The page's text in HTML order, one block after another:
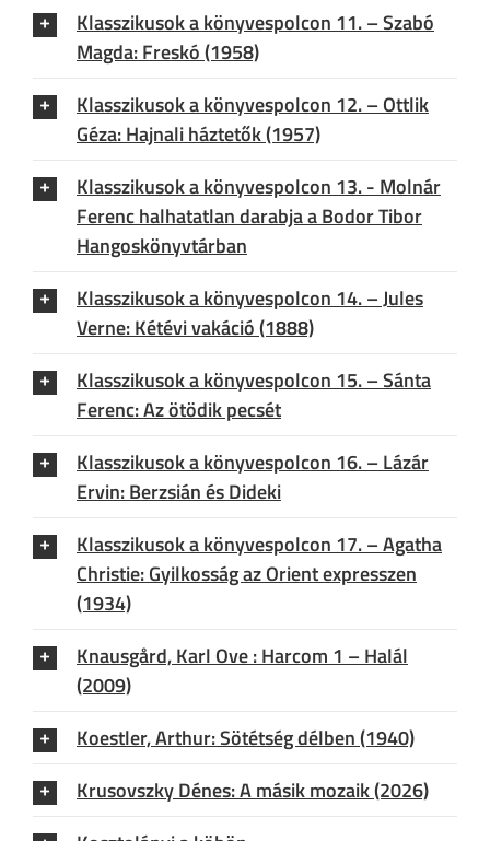
Klasszikusok a könyvespolcon 11. – Szabó
Magda: Freskó (1958)
Klasszikusok a könyvespolcon 12. – Ottlik
Géza: Hajnali háztetők (1957)
Klasszikusok a könyvespolcon 13. - Molnár
Ferenc halhatatlan darabja a Bodor Tibor
Hangoskönyvtárban
Klasszikusok a könyvespolcon 14. – Jules
Verne: Kétévi vakáció (1888)
Klasszikusok a könyvespolcon 15. – Sánta
Ferenc: Az ötödik pecsét
Klasszikusok a könyvespolcon 16. – Lázár
Ervin: Berzsián és Dideki
Klasszikusok a könyvespolcon 17. – Agatha
Christie: Gyilkosság az Orient expresszen
(1934)
Knausgård, Karl Ove : Harcom 1 – Halál
(2009)
Koestler, Arthur: Sötétség délben (1940)
Krusovszky Dénes: A másik mozaik (2026)